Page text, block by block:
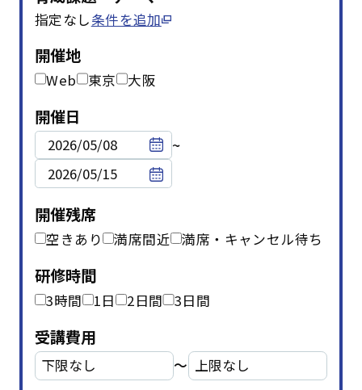
開催間近
指定なし条件を追加
開催地
Web 東京 大阪
開催日
~
開催残席
空きあり 満席間近 満席・キャンセル待ち
研修時間
3時間 1日 2日間 3日間
受講費用
〜